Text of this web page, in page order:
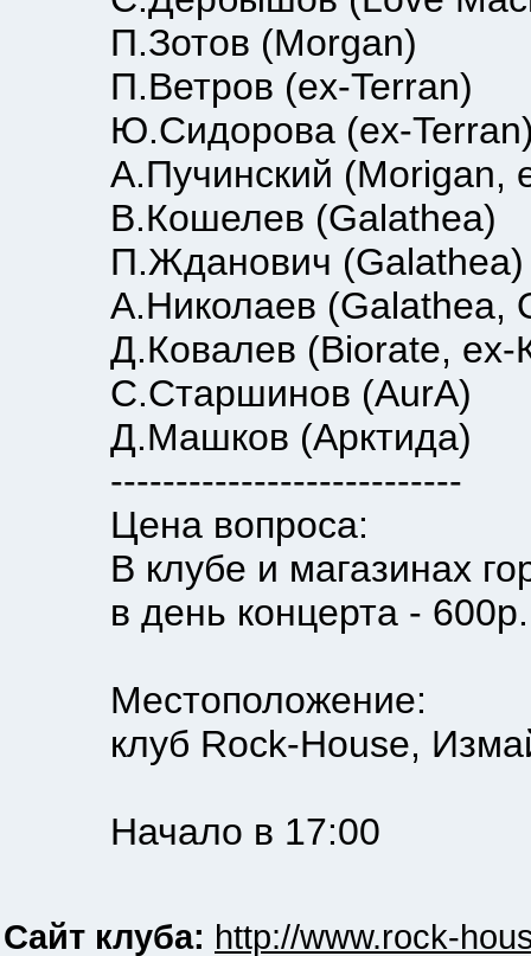
П.Зотов (Morgan)
П.Ветров (ex-Terran)
Ю.Сидорова (ex-
А.Пучинский (Morigan,
В.Кошелев (Galathea)
П.Жданович (Galathea)
А.Николаев (Galathea,
Д.Ковалев (Biorate, ex-
C.Старшинов (AurA)
Д.Машков (Арктида)
---------------------------
Цена вопроса:
В клубе и магазинах
в день концерта - 600р.
Местоположение:
клуб Rock-House,
Начало в 17:00
Сайт клуба: http://www.rock-